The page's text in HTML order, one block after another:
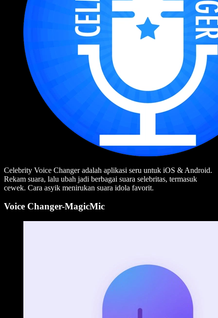
Celebrity Voice Changer adalah aplikasi seru untuk iOS & Android.
Rekam suara, lalu ubah jadi berbagai suara selebritas, termasuk
cewek. Cara asyik menirukan suara idola favorit.
Voice Changer-MagicMic